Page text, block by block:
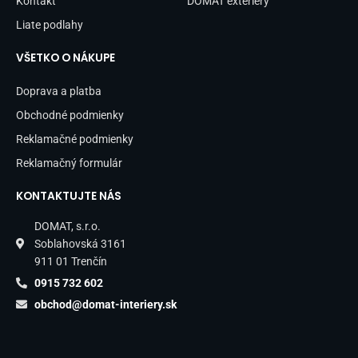
Liate podlahy
VŠETKO O NÁKUPE
Doprava a platba
Obchodné podmienky
Reklamačné podmienky
Reklamačný formulár
KONTAKTUJTE NÁS
DOMAT, s.r.o.
Soblahovská 3161
911 01 Trenčín
0915 732 602
obchod@domat-interiery.sk